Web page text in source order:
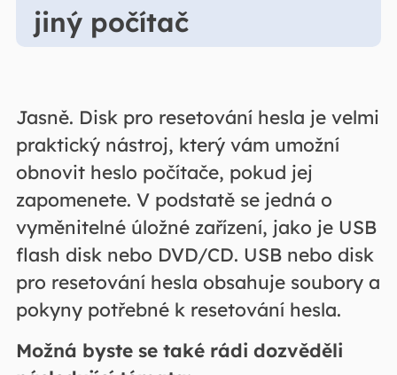
jiný počítač
Jasně. Disk pro resetování hesla je velmi
praktický nástroj, který vám umožní
obnovit heslo počítače, pokud jej
zapomenete. V podstatě se jedná o
vyměnitelné úložné zařízení, jako je USB
flash disk nebo DVD/CD. USB nebo disk
pro resetování hesla obsahuje soubory a
pokyny potřebné k resetování hesla.
Možná byste se také rádi dozvěděli